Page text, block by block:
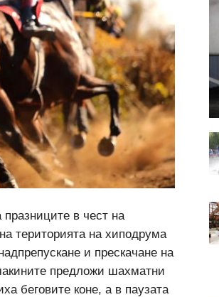
в чест на
територията на хиподрума
и прескачане на
предложи шахматни
беговите коне, а в паузата